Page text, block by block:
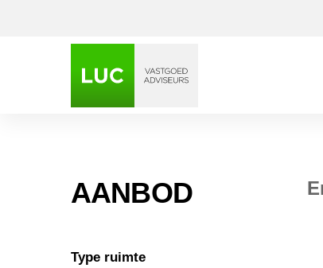
AANBOD
Type ruimte